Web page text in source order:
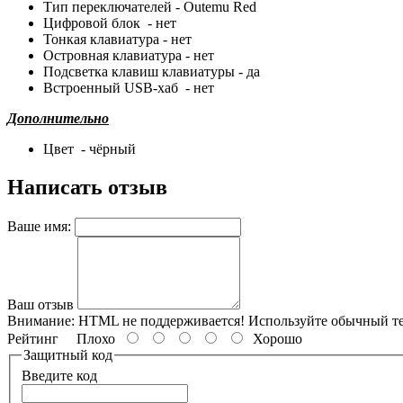
Тип переключателей - Outemu Red
Цифровой блок - нет
Тонкая клавиатура - нет
Островная клавиатура - нет
Подсветка клавиш клавиатуры - да
Встроенный USB-хаб - нет
Дополнительно
Цвет - чёрный
Написать отзыв
Ваше имя:
Ваш отзыв
Внимание: HTML не поддерживается! Используйте обычный
Рейтинг Плохо
Хорошо
Защитный код
Введите код